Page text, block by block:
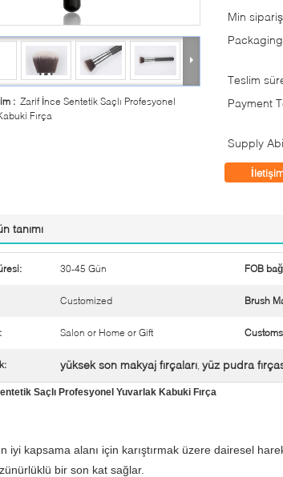
: Zarif İnce Sentetik Saçlı Profesyonel
Fırça
Min
Teslim
Payment
Supply
tanımı
30-45 Gün FOB
Customized Brush
Salon or Home or Gift
yüksek son makyaj fırçaları, yüz pudra
Saçlı Profesyonel Yuvarlak Kabuki Fırça
iyi kapsama alanı için karıştırmak üzere dairesel
bir son kat sağlar.